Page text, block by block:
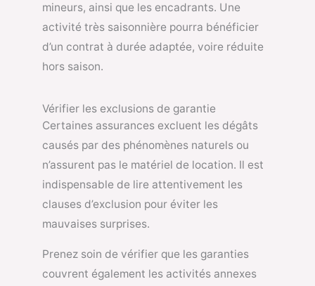
mineurs, ainsi que les encadrants. Une
activité très saisonnière pourra bénéficier
d’un contrat à durée adaptée, voire réduite
hors saison.
Vérifier les exclusions de garantie
Certaines assurances excluent les dégâts
causés par des phénomènes naturels ou
n’assurent pas le matériel de location. Il est
indispensable de lire attentivement les
clauses d’exclusion pour éviter les
mauvaises surprises.
Prenez soin de vérifier que les garanties
couvrent également les activités annexes